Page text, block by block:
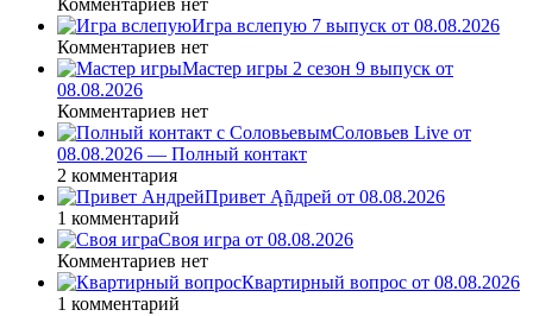
Комментариев нет
Игра вслепую 7 выпуск от 08.08.2026
Комментариев нет
Мастер игры 2 сезон 9 выпуск от
08.08.2026
Комментариев нет
Соловьев Live от
08.08.2026 — Полный контакт
2 комментария
Привет Ąñдpей от 08.08.2026
1 комментарий
Своя игра от 08.08.2026
Комментариев нет
Квартирный вопрос от 08.08.2026
1 комментарий